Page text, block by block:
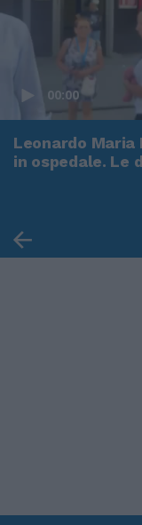
00:00
Leonardo Maria
in ospedale. Le